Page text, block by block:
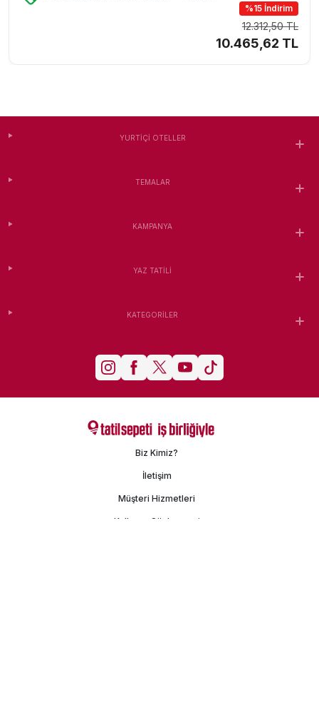
%15 İndirim
12.312,50 TL
10.465,62 TL
YURTIÇI OTELLER
TEMALAR
KAMPANYA
YAZ TATILI
KATEGORILER
Biz Kimiz?
İletişim
Müşteri Hizmetleri
Kullanım Sözleşmesi